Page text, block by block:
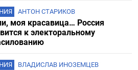
АНТОН СТАРИКОВ
моя красавица… Россия
к электоральному
ВЛАДИСЛАВ ИНОЗЕМЦЕВ